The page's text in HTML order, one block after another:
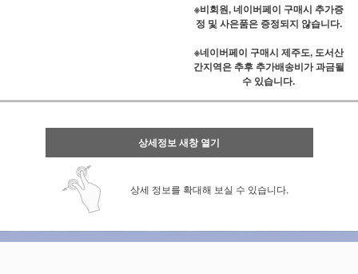
※비회원, 네이버페이 구매시 추가증
정 및 사은품은 증정되지 않습니다.
※네이버페이 구매시 제주도, 도서산
간지역은 추후 추가배송비가 과금될
수 있습니다.
상세정보 새창 열기
상세 정보를 확대해 보실 수 있습니다.